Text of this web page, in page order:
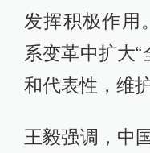
发挥积极作用
系变革中扩大“
和代表性，维
王毅强调，中